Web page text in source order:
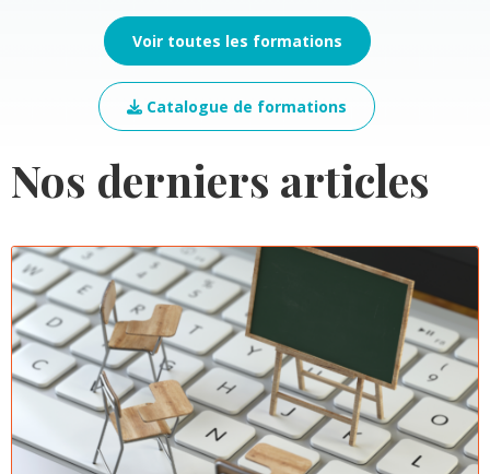
Voir toutes les formations
Catalogue de formations
Nos derniers articles